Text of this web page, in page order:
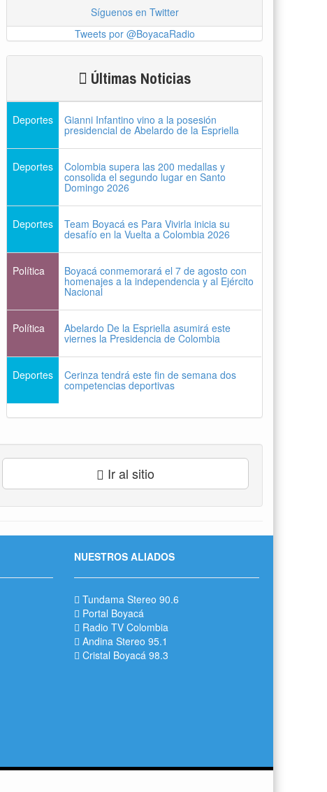
Síguenos en Twitter
Tweets por @BoyacaRadio
Últimas Noticias
Deportes Gianni Infantino vino a la posesión
presidencial de Abelardo de la Espriella
Deportes Colombia supera las 200 medallas y
consolida el segundo lugar en Santo
Domingo 2026
Deportes Team Boyacá es Para Vivirla inicia su
desafío en la Vuelta a Colombia 2026
Política Boyacá conmemorará el 7 de agosto con
homenajes a la independencia y al Ejército
Nacional
Política Abelardo De la Espriella asumirá este
viernes la Presidencia de Colombia
Deportes Cerinza tendrá este fin de semana dos
competencias deportivas
Ir al sitio
NUESTROS ALIADOS
Tundama Stereo 90.6
Portal Boyacá
Radio TV Colombia
Andina Stereo 95.1
Cristal Boyacá 98.3